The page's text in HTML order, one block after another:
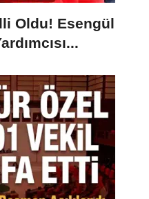
Oldu! Esengül